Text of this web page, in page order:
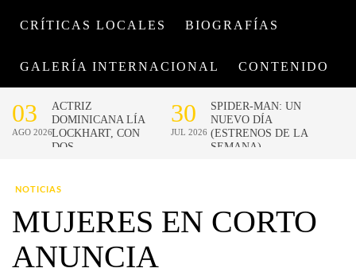
CRÍTICAS LOCALES BIOGRAFÍAS
GALERÍA INTERNACIONAL CONTENIDO
NOTICIAS
MUJERES EN CORTO
ANUNCIA